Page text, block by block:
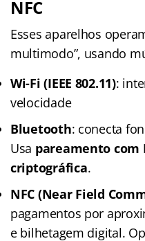
NFC
Esses aparelhos
multimodo”, usando
Wi-Fi (IEEE 802.11):
velocidade
Bluetooth: conecta
Usa pareamento com
criptográfica.
NFC (Near Field
pagamentos por
e bilhetagem digital.